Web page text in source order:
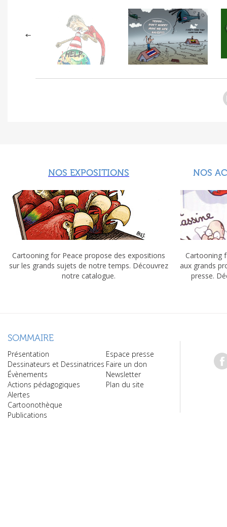
NOS EXPOSITIONS
Cartooning for Peace propose des expositions
sur les grands sujets de notre temps. Découvrez
notre catalogue.
NOS
Cartooning
aux grands
presse.
SOMMAIRE
Présentation
Dessinateurs et Dessinatrices
Évènements
Actions pédagogiques
Alertes
Cartoonothèque
Publications
Espace presse
Faire un don
Newsletter
Plan du site